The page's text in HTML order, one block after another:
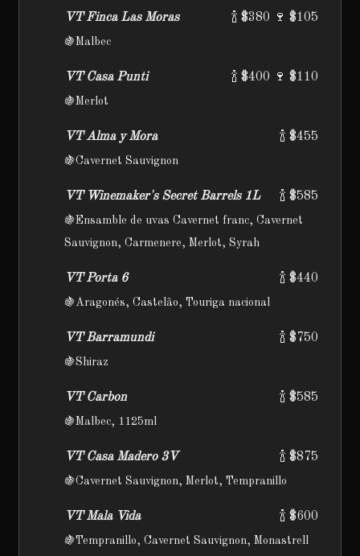
VT Finca Las Moras 🍾 $380 🍷 $105
🍇Malbec
VT Casa Punti 🍾 $400 🍷 $110
🍇Merlot
VT Alma y Mora 🍾 $455
🍇Cavernet Sauvignon
VT Winemaker's Secret Barrels 1L 🍾 $585
🍇Ensamble de uvas Cavernet franc, Cavernet
Sauvignon, Carmenere, Merlot, Syrah
VT Porta 6 🍾 $440
🍇Aragonés, Castelão, Touriga nacional
VT Barramundi 🍾 $750
🍇Shiraz
VT Carbon 🍾 $585
🍇Malbec, 1125ml
VT Casa Madero 3V 🍾 $875
🍇Cavernet Sauvignon, Merlot, Tempranillo
VT Mala Vida 🍾 $600
🍇Tempranillo, Cavernet Sauvignon, Monastrell